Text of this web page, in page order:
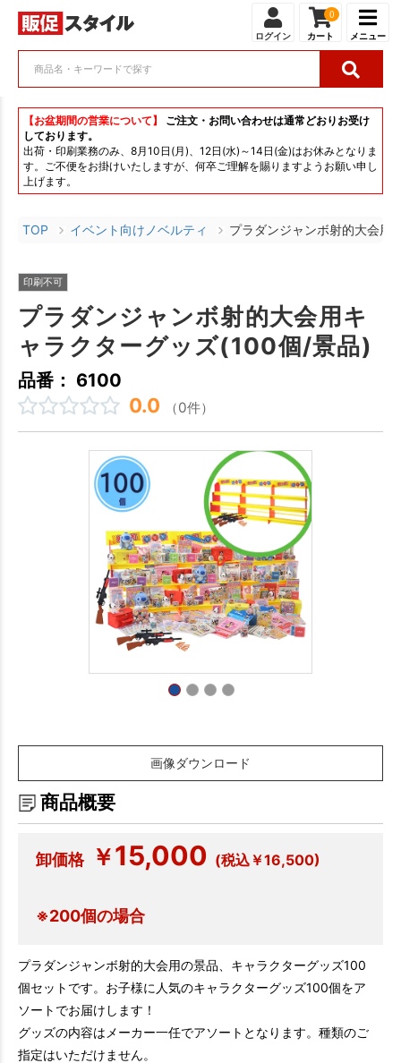
ログイン
0
カート メニュー
【お盆期間の営業について】
ご注文・お問い合わせは通常どおりお受け
しております。
出荷・印刷業務のみ、8月10日(月)、12日(水)～14日(金)はお休みとなりま
す。ご不便をお掛けいたしますが、何卒ご理解を賜りますようお願い申し
上げます。
TOP イベント向けノベルティ プラダンジャンボ射的大会用
印刷不可
プラダンジャンボ射的大会用キ
ャラクターグッズ(100個/景品)
品番： 6100
0.0 （0件）
画像ダウンロード
商品概要
卸価格 ￥15,000 (税込￥16,500)
※200個の場合
プラダンジャンボ射的大会用の景品、キャラクターグッズ100
個セットです。お子様に人気のキャラクターグッズ100個をア
ソートでお届けします！
グッズの内容はメーカー一任でアソートとなります。種類のご
指定はいただけません。